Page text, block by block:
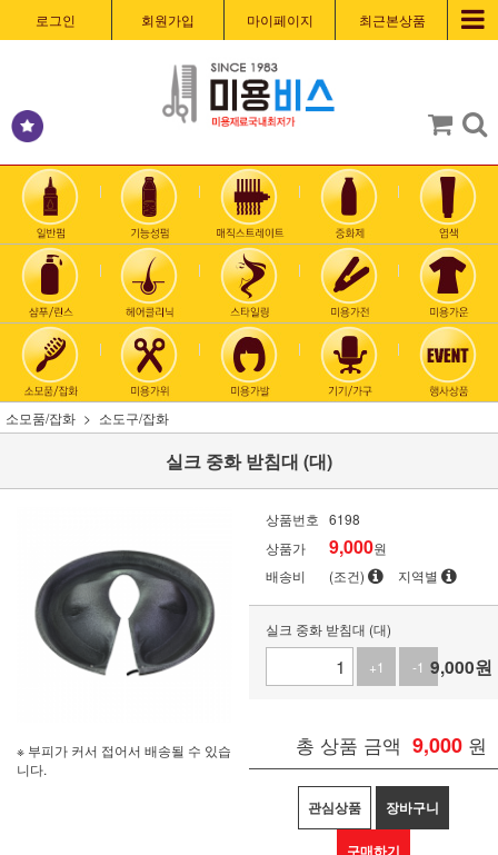
로그인 회원가입 마이페이지 최근본상품
소모품/잡화 소도구/잡화
실크 중화 받침대 (대)
※ 부피가 커서 접어서 배송될 수 있습
니다.
상품번호 6198
상품가
9,000원
배송비
(조건) 지역별
실크 중화 받침대 (대)
+1
-1 9,000원
총 상품 금액 9,000 원
관심상품 장바구니
구매하기